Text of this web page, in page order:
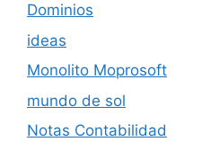
Dominios
ideas
Monolito Moprosoft
mundo de sol
Notas Contabilidad